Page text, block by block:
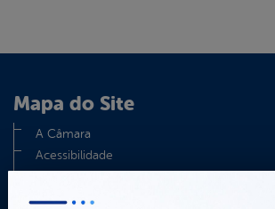
Mapa do Site
A Câmara
Acessibilidade
Dados abertos